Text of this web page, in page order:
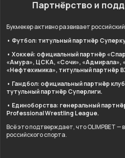
Партнёрство и
Букмекер активно развивает
• Футбол: титульный партнёр
• Хоккей: официальный партнёр
«Амура», ЦСКА, «Сочи», «Адмирала»,
«Нефтехимика», титульный партнёр
• Гандбол: официальный партнёр
тутульный партнёр Суперлиги.
• Единоборства: генеральный
Professional Wrestling League.
Всё это подтверждает, что OLIMPBET
российского спорта.